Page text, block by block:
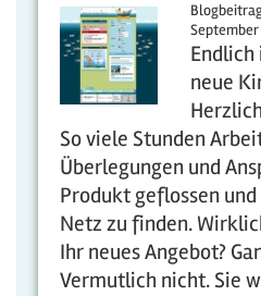
Endlich
neue
So viele Stunden
Überlegungen und
Produkt geflossen
Netz zu finden.
Ihr neues Angebot?
Vermutlich nicht. Sie